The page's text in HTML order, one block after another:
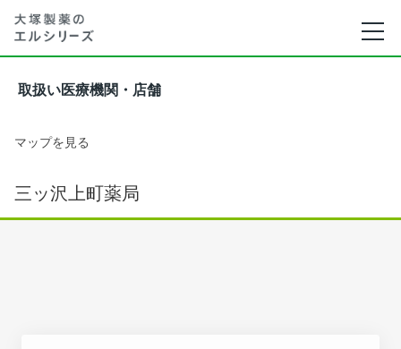
取扱い医療機関・店舗
マップを見る
三ッ沢上町薬局